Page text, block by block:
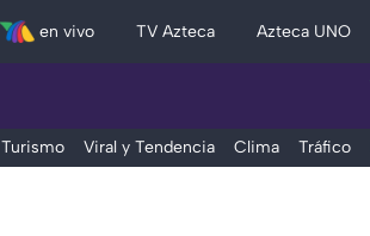
en vivo TV Azteca Azteca UNO
Turismo Viral y Tendencia Clima Tráfico